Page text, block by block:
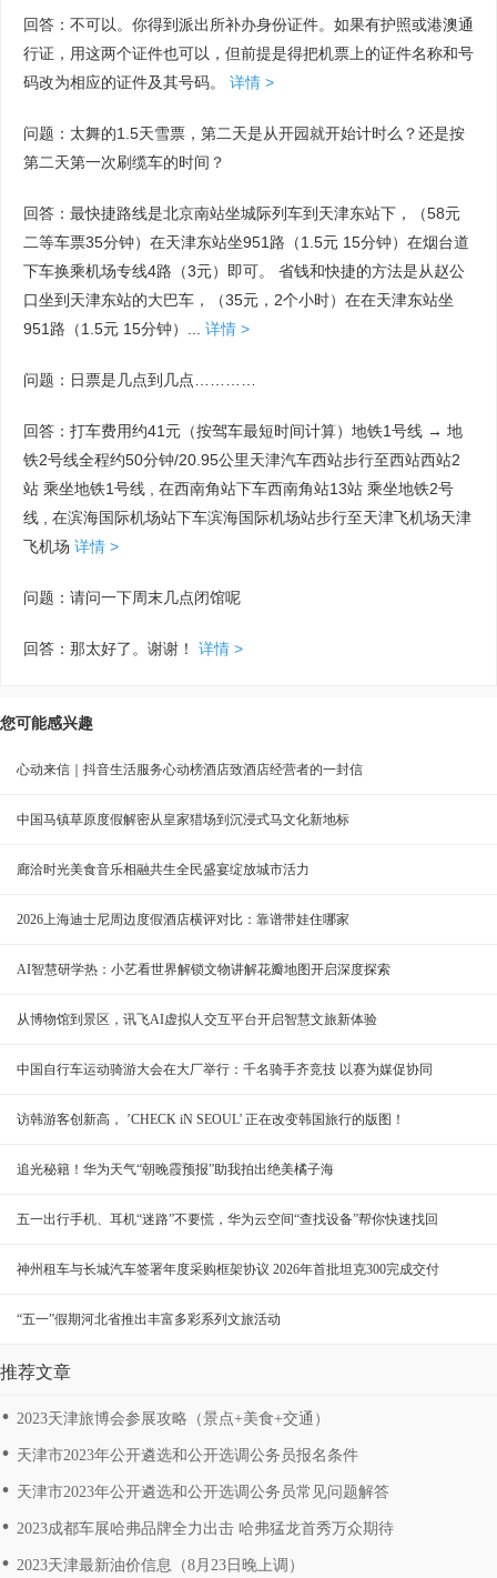
回答：不可以。你得到派出所补办身份证件。如果有护照或港澳通
行证，用这两个证件也可以，但前提是得把机票上的证件名称和号
码改为相应的证件及其号码。
详情 >
问题：太舞的1.5天雪票，第二天是从开园就开始计时么？还是按
第二天第一次刷缆车的时间？
回答：最快捷路线是北京南站坐城际列车到天津东站下，（58元
二等车票35分钟）在天津东站坐951路（1.5元 15分钟）在烟台道
下车换乘机场专线4路（3元）即可。 省钱和快捷的方法是从赵公
口坐到天津东站的大巴车，（35元，2个小时）在在天津东站坐
951路（1.5元 15分钟）...
详情 >
问题：日票是几点到几点…………
回答：打车费用约41元（按驾车最短时间计算）地铁1号线 → 地
铁2号线全程约50分钟/20.95公里天津汽车西站步行至西站西站2
站 乘坐地铁1号线 , 在西南角站下车西南角站13站 乘坐地铁2号
线 , 在滨海国际机场站下车滨海国际机场站步行至天津飞机场天津
飞机场 详情 >
问题：请问一下周末几点闭馆呢
回答：那太好了。谢谢！ 详情 >
您可能感兴趣
心动来信｜抖音生活服务心动榜酒店致酒店经营者的一封信
中国马镇草原度假解密从皇家猎场到沉浸式马文化新地标
廊洽时光美食音乐相融共生全民盛宴绽放城市活力
2026上海迪士尼周边度假酒店横评对比：靠谱带娃住哪家
AI智慧研学热：小艺看世界解锁文物讲解花瓣地图开启深度探索
从博物馆到景区，讯飞AI虚拟人交互平台开启智慧文旅新体验
中国自行车运动骑游大会在大厂举行：千名骑手齐竞技 以赛为媒促协同
访韩游客创新高， ’CHECK iN SEOUL’ 正在改变韩国旅行的版图！
追光秘籍！华为天气“朝晚霞预报”助我拍出绝美橘子海
五一出行手机、耳机“迷路”不要慌，华为云空间“查找设备”帮你快速找回
神州租车与长城汽车签署年度采购框架协议 2026年首批坦克300完成交付
“五一”假期河北省推出丰富多彩系列文旅活动
推荐文章
2023天津旅博会参展攻略（景点+美食+交通）
天津市2023年公开遴选和公开选调公务员报名条件
天津市2023年公开遴选和公开选调公务员常见问题解答
2023成都车展哈弗品牌全力出击 哈弗猛龙首秀万众期待
2023天津最新油价信息（8月23日晚上调）